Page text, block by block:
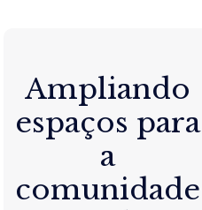
Ampliando
espaços para
a
comunidade